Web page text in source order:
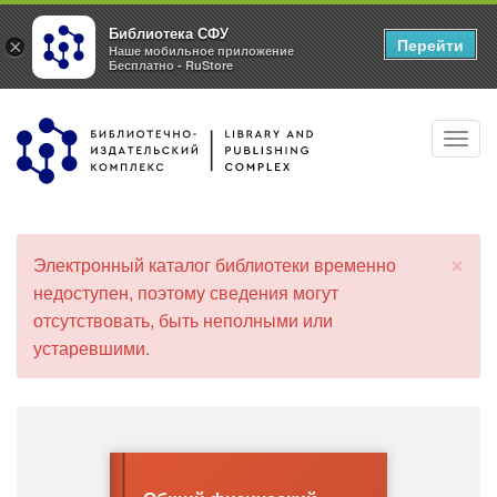
Перейти
основному
×
о
о
б
щ
е
Электронный каталог библиотеки временно
недоступен, поэтому сведения могут
отсутствовать, быть неполными или
устаревшими.
×
Библиотека СФУ
Наше мобильное приложение
Бесплатно - RuStore
Перейти